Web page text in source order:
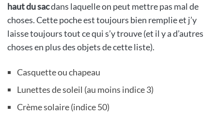
haut du sacdans laquelle on peut mettre pas mal de
choses. Cette poche est toujours bien remplie et j’y
laisse toujours tout ce qui s’y trouve (et il y a d’autres
choses en plus des objets de cette liste).
Casquette ou chapeau
Lunettes de soleil (au moins indice 3)
Crème solaire (indice 50)